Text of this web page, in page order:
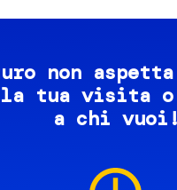
non
tua visita o
a chi vuoi!